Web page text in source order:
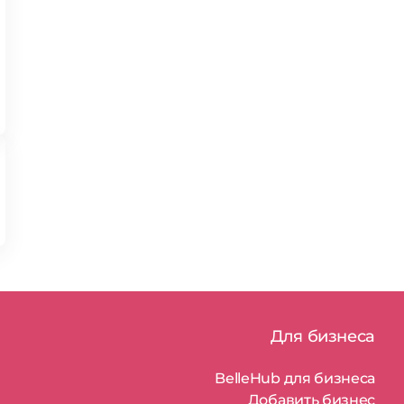
Для бизнеса
BelleHub для бизнеса
Добавить бизнес